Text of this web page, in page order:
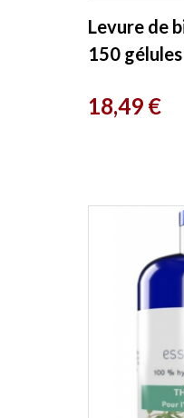
Levure de
150
Prix
18,49 €